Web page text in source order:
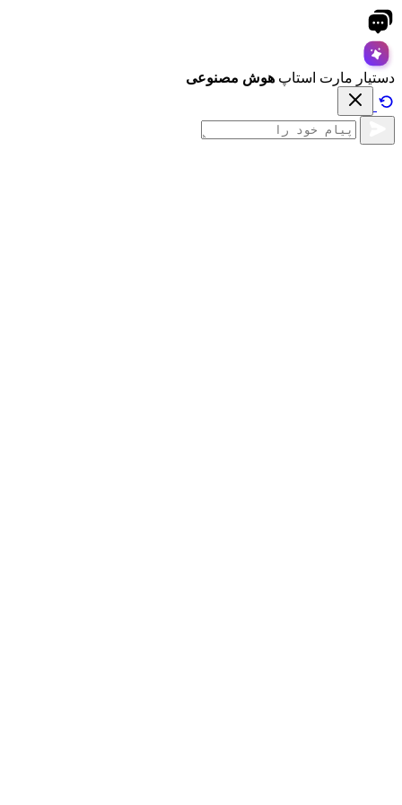
دستیار مارت استاپ هوش مصنوعی